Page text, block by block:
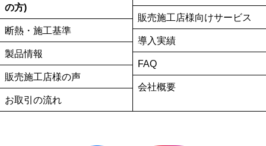
の方)
断熱・施工基準
製品情報
販売施工店様の声
お取引の流れ
販売施工店様向けサービス
導入実績
FAQ
会社概要